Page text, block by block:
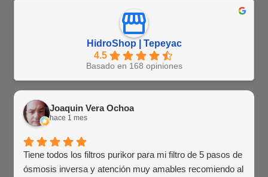
HidroShop | Tepeyac
4.5
Basado en 168 opiniones
Joaquin Vera Ochoa
hace 1 mes
Tiene todos los filtros purikor para mi filtro de 5 pasos de
ósmosis inversa y atención muy amables recomiendo al